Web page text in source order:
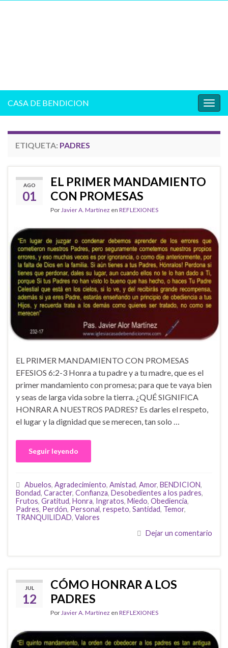
la
CASA DE BENDICION
ETIQUETA: PADRES
AGO
01
EL PRIMER MANDAMIENTO
CON PROMESAS
Por Javier A. Martínez en REFLEXIONES
EL PRIMER MANDAMIENTO CON PROMESAS
EFESIOS 6:2-3 Honra a tu padre y a tu madre, que es el
primer mandamiento con promesa; para que te vaya bien
y seas de larga vida sobre la tierra. ¿QUÉ SIGNIFICA
HONRAR A NUESTROS PADRES? Es darles el respeto,
el lugar y la dignidad que se merecen, tan solo …
Seguir leyendo
Abuelos, Agradecimiento, Amistad, Amor, BENDICION,
Bondad, Caracter, Confianza, Desobedientes a los padres,
Frutos, Gratitud, Honra, Ingratos, Miedo, Obediencia,
Padres, Perdón, Personal, respeto, Santidad, Temor,
TRANQUILIDAD, Valores
Dejar un comentario
JUL
12
CÓMO HONRAR A LOS
PADRES
PorJavier A. Martínez en REFLEXIONES